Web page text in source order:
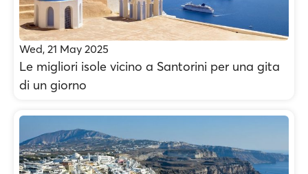
Wed, 21 May 2025
Le migliori isole vicino a Santorini per una gita
di un giorno